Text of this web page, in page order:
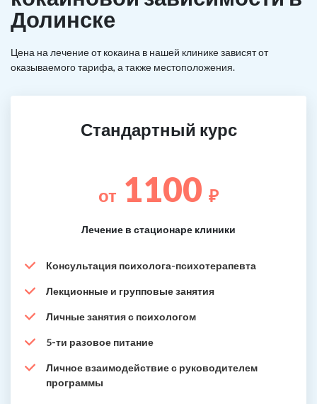
Долинске
Цена на лечение от кокаина в нашей клинике зависят от
оказываемого тарифа, а также местоположения.
Стандартный курс
от 1100 ₽
Лечение в стационаре клиники
Консультация психолога-психотерапевта
Лекционные и групповые занятия
Личные занятия с психологом
5-ти разовое питание
Личное взаимодействие с руководителем
программы